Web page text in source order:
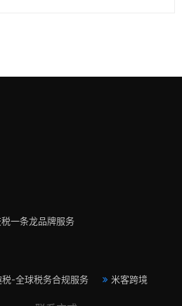
一条龙品牌服务
税-全球税务合规服务 米客跨境